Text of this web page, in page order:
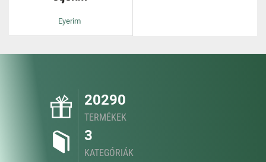
Eyerim
20290
TERMÉKEK
3
KATEGÓRIÁK